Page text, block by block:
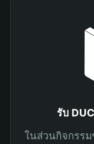
รับ
ในส่วนกิจกรรม